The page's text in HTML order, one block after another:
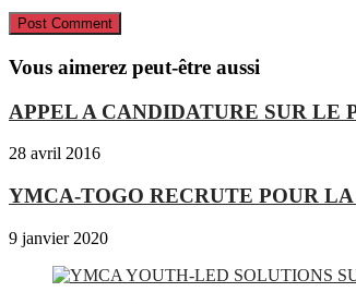
Vous aimerez peut-être aussi
APPEL A CANDIDATURE SUR LE
28 avril 2016
YMCA-TOGO RECRUTE POUR
9 janvier 2020